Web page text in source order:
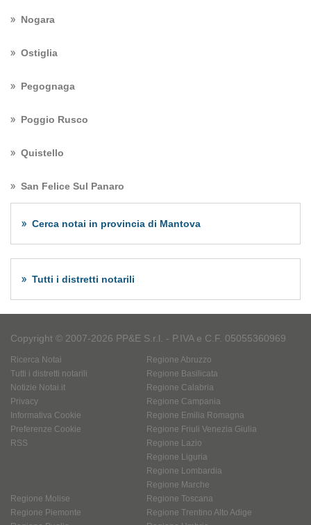
Nogara
Ostiglia
Pegognaga
Poggio Rusco
Quistello
San Felice Sul Panaro
Cerca notai in provincia di Mantova
Tutti i distretti notarili
Copyright © 2007-2026 PP&E S.r.l. - P.IVA e C.F. 05055360969
Ricerca Notai
Tutti i distretti notarili
Notizie Notai.it
Privacy
Informativa Cookie
Preferenze Cookie
RSS
Regione Abruzzo
Regione Basilicata
Regione Calabria
Regione Campania
Regione Emilia Romagna
Regione Friuli Venezia Giulia
Regione Lazio
Regione Liguria
Regione Lombardia
Regione Marche
Regione Molise
Regione Piemonte
Regione Toscana
Regione Trentino Alto Adige